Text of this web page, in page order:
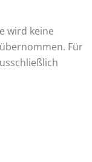
wird keine
Für